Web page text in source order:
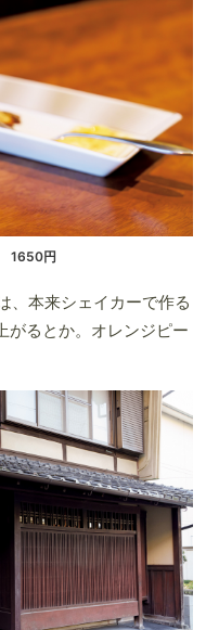
1650円
、本来シェイカーで作る
がるとか。オレンジピー